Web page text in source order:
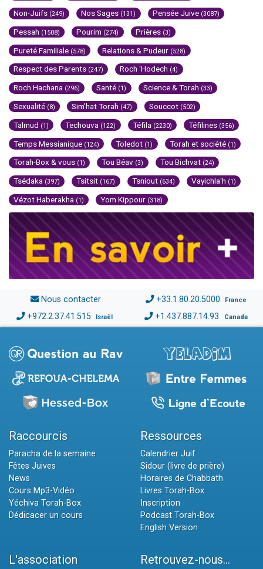
Non-Juifs (249) Nos Sages (131) Pensée Juive (3087)
Pessah (1508) Pourim (274) Prières (3)
Pureté Familiale (578) Relations & Pudeur (528)
Respect des Parents (247) Roch 'Hodech (4)
Roch Hachana (296) Santé (1) Science & Torah (33)
Sexualité (8) Sim'hat Torah (47) Souccot (502)
Talmud (1) Techouva (122) Téfila (2230) Téfilines (356)
Temps Messianique (124) Toledot (1) Torah et société (1)
Torah-Box & vous (1) Tou Béav (3) Tou Bichvat (24)
Tsédaka (397) Tsitsit (167) Tsniout (634) Vayichla'h (1)
Vézot Haberakha (1) Yom Kippour (318)
Nous contacter +33.1.80.20.5000 France
+972.2.37.41.515 Israël +1.437.887.14.93 Canada
Raccourcis
Paracha de la semaine
Fêtes Juives
News
Cours Mp3-Vidéo
Yéchiva Torah-Box
Dédicacer un cours
Ressources
Calendrier Juif
Sidour (livre de prière)
Horaires de Chabbath
Livres Torah-Box
Inscription
Podcast Torah-Box
English Version
L'association Retrouvez-nous...